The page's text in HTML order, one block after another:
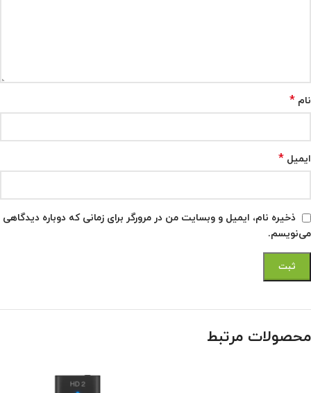
نام *
ایمیل *
ذخیره نام، ایمیل و وبسایت من در مرورگر برای زمانی که دوباره دیدگاهی
می‌نویسم.
محصولات مرتبط